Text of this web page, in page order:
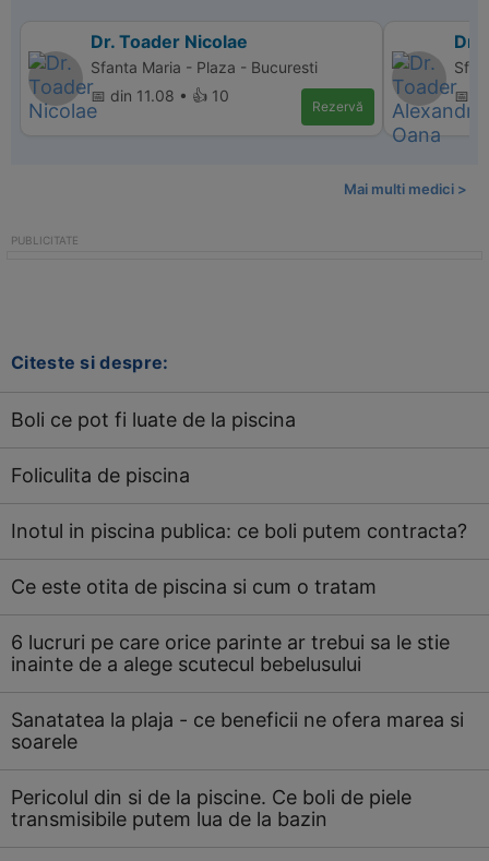
Dr. Toader Nicolae
Sfanta Maria - Plaza - Bucuresti
📅 din 11.08 • 👍 10
Rezervă
Dr.
📅
Mai multi medici >
Citeste si despre:
Boli ce pot fi luate de la piscina
Foliculita de piscina
Inotul in piscina publica: ce boli putem contracta?
Ce este otita de piscina si cum o tratam
6 lucruri pe care orice parinte ar trebui sa le stie
inainte de a alege scutecul bebelusului
Sanatatea la plaja - ce beneficii ne ofera marea si
soarele
Pericolul din si de la piscine. Ce boli de piele
transmisibile putem lua de la bazin